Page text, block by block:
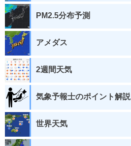
PM2.5分布予測
アメダス
2週間天気
気象予報士のポイント解説
世界天気